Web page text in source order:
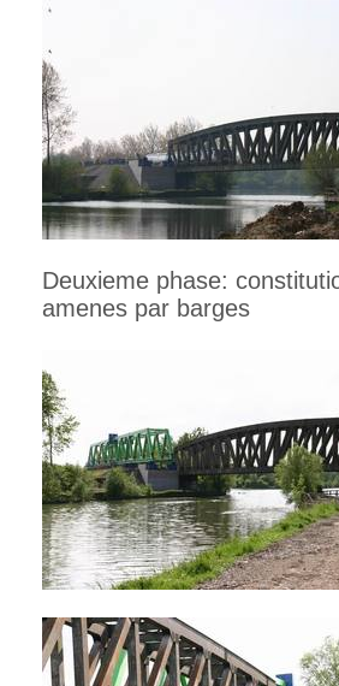
Deuxieme phase:
amenes par barges